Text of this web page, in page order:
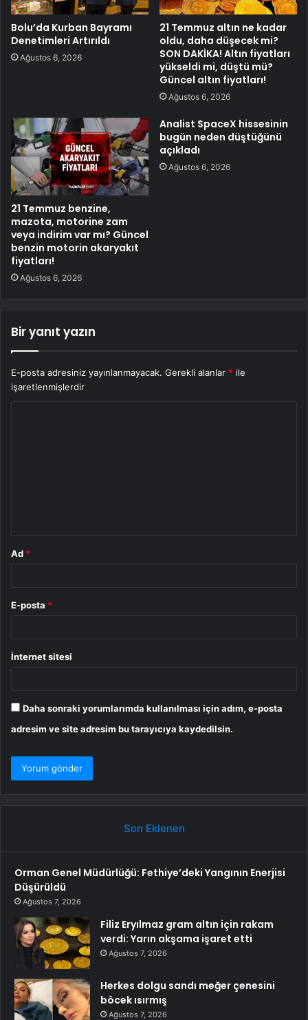
Bolu’da Kurban Bayramı
Denetimleri Artırıldı
Ağustos 6, 2026
21 Temmuz altın ne kadar
oldu, daha düşecek mi?
SON DAKİKA! Altın fiyatları
yükseldi mi, düştü mü?
Güncel altın fiyatları!
Ağustos 6, 2026
21 Temmuz benzine,
mazota, motorine zam
veya indirim var mı? Güncel
benzin motorin akaryakıt
fiyatları!
Ağustos 6, 2026
Analist SpaceX hissesinin
bugün neden düştüğünü
açıkladı
Ağustos 6, 2026
Bir yanıt yazın
E-posta adresiniz yayınlanmayacak. Gerekli alanlar * ile
işaretlenmişlerdir
Ad *
E-posta *
İnternet sitesi
Daha sonraki yorumlarımda kullanılması için adım, e-posta
adresim ve site adresim bu tarayıcıya kaydedilsin.
Son Eklenen
Orman Genel Müdürlüğü: Fethiye’deki Yangının Enerjisi
Düşürüldü
Ağustos 7, 2026
Filiz Eryılmaz gram altın için rakam
verdi: Yarın akşama işaret etti
Ağustos 7, 2026
Herkes dolgu sandı meğer çenesini
böcek ısırmış
Ağustos 7, 2026